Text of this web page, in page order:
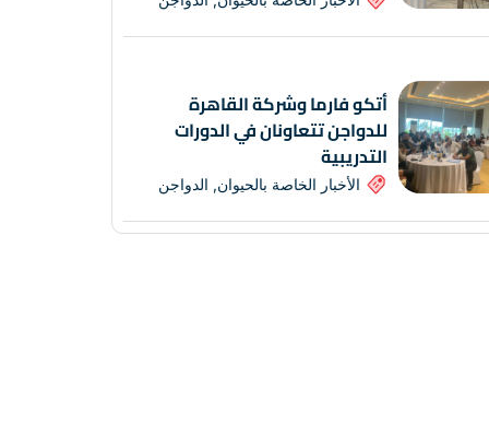
أتكو فارما وشركة القاهرة
للدواجن تتعاونان في الدورات
التدريبية
الأخبار الخاصة بالحيوان, الدواجن